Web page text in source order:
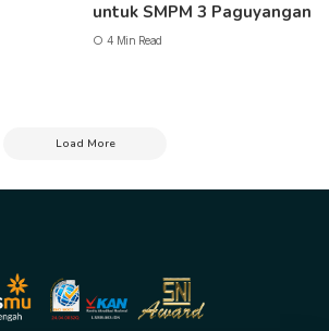
untuk SMPM 3 Paguyangan
4 Min Read
Load More